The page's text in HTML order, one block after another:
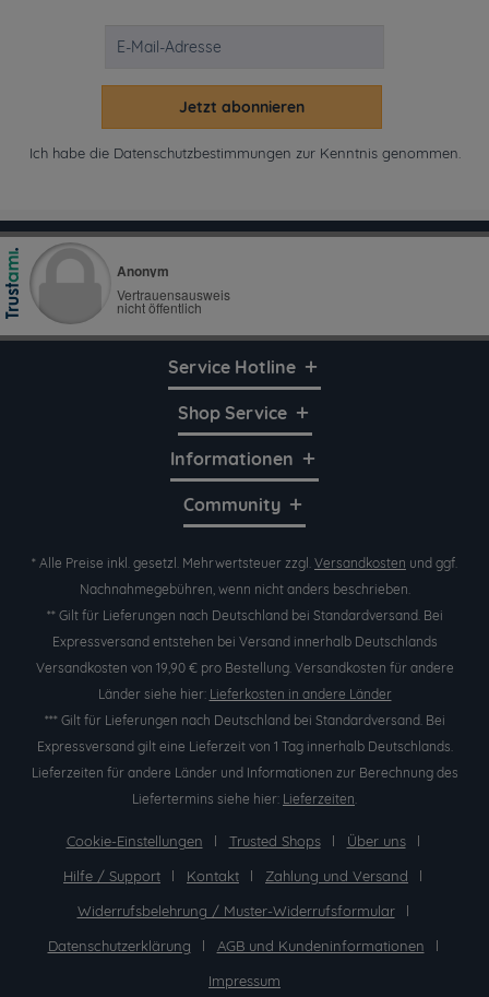
Jetzt abonnieren
Ich habe die Datenschutzbestimmungen zur Kenntnis genommen.
Service Hotline
Shop Service
Informationen
Community
* Alle Preise inkl. gesetzl. Mehrwertsteuer zzgl. Versandkosten und ggf.
Nachnahmegebühren, wenn nicht anders beschrieben.
** Gilt für Lieferungen nach Deutschland bei Standardversand. Bei
Expressversand entstehen bei Versand innerhalb Deutschlands
Versandkosten von 19,90 € pro Bestellung. Versandkosten für andere
Länder siehe hier: Lieferkosten in andere Länder
*** Gilt für Lieferungen nach Deutschland bei Standardversand. Bei
Expressversand gilt eine Lieferzeit von 1 Tag innerhalb Deutschlands.
Lieferzeiten für andere Länder und Informationen zur Berechnung des
Liefertermins siehe hier: Lieferzeiten.
Cookie-Einstellungen Trusted Shops
Über uns
Hilfe / Support
Kontakt
Zahlung und Versand
Widerrufsbelehrung / Muster-Widerrufsformular
Datenschutzerklärung
AGB und Kundeninformationen
Impressum